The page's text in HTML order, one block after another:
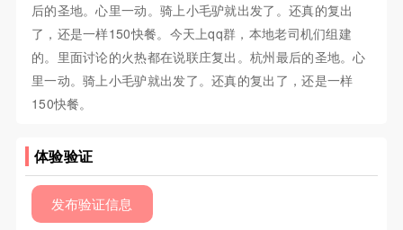
后的圣地。心里一动。骑上小毛驴就出发了。还真的复出
了，还是一样150快餐。今天上qq群，本地老司机们组建
的。里面讨论的火热都在说联庄复出。杭州最后的圣地。心
里一动。骑上小毛驴就出发了。还真的复出了，还是一样
150快餐。
体验验证
发布验证信息